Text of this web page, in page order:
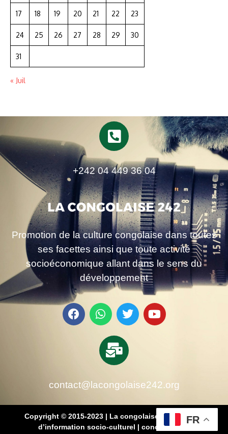
17 18 19 20 21 22 23
24 25 26 27 28 29 30
31
« Juil
+242 04 449 36 04
Promotion de la culture congolaise dans toutes
ses facettes ainsi que toute activité
socioéconomique allant dans le sens du
développement
contact@lacongolaise242.org
Copyright © 2015-2023 | La congolaise 242 – média
d’information socio-culturel | conçu par SB
FR